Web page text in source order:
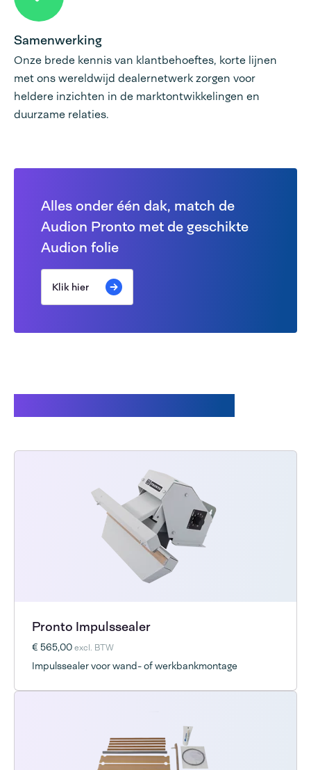
Samenwerking
Onze brede kennis van klantbehoeftes, korte lijnen
met ons wereldwijd dealernetwerk zorgen voor
heldere inzichten in de marktontwikkelingen en
duurzame relaties.
Alles onder één dak, match de
Audion Pronto met de geschikte
Audion folie
Klik hier
Pronto Impulssealer
€ 565,00excl. BTW
Impulssealer voor wand- of werkbankmontage